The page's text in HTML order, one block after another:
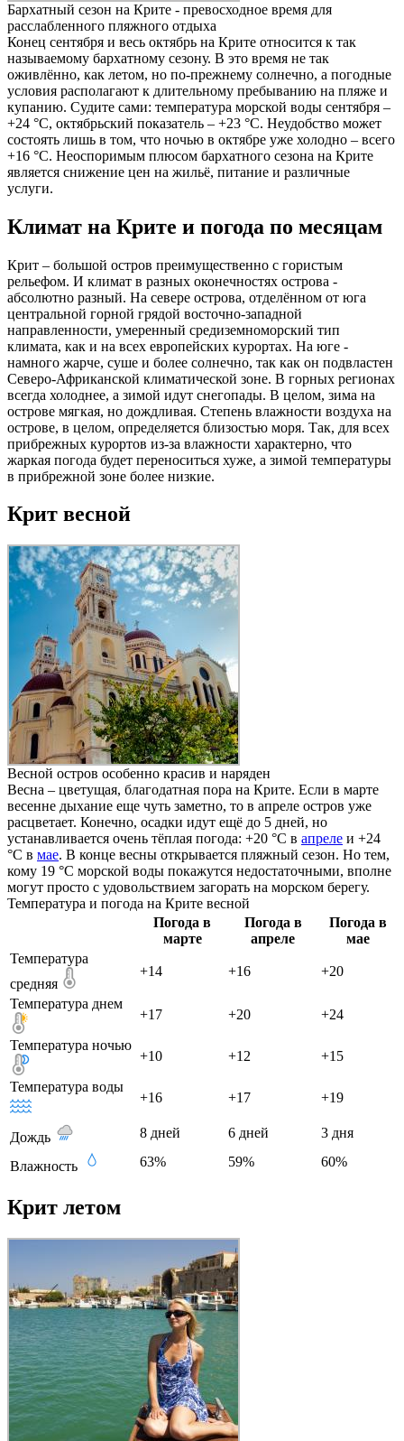
Бархатный сезон на Крите - превосходное время для
расслабленного пляжного отдыха
Конец сентября и весь октябрь на Крите относится к так
называемому бархатному сезону. В это время не так
оживлённо, как летом, но по-прежнему солнечно, а погодные
условия располагают к длительному пребыванию на пляже и
купанию. Судите сами: температура морской воды сентября –
+24 °C, октябрьский показатель – +23 °C. Неудобство может
состоять лишь в том, что ночью в октябре уже холодно – всего
+16 °C. Неоспоримым плюсом бархатного сезона на Крите
является снижение цен на жильё, питание и различные
услуги.
Климат на Крите и погода по месяцам
Крит – большой остров преимущественно с гористым
рельефом. И климат в разных оконечностях острова -
абсолютно разный. На севере острова, отделённом от юга
центральной горной грядой восточно-западной
направленности, умеренный средиземноморский тип
климата, как и на всех европейских курортах. На юге -
намного жарче, суше и более солнечно, так как он подвластен
Северо-Африканской климатической зоне. В горных регионах
всегда холоднее, а зимой идут снегопады. В целом, зима на
острове мягкая, но дождливая. Степень влажности воздуха на
острове, в целом, определяется близостью моря. Так, для всех
прибрежных курортов из-за влажности характерно, что
жаркая погода будет переноситься хуже, а зимой температуры
в прибрежной зоне более низкие.
Крит весной
Весной остров особенно красив и наряден
Весна – цветущая, благодатная пора на Крите. Если в марте
весенне дыхание еще чуть заметно, то в апреле остров уже
расцветает. Конечно, осадки идут ещё до 5 дней, но
устанавливается очень тёплая погода: +20 °C в апреле и +24
°C в мае. В конце весны открывается пляжный сезон. Но тем,
кому 19 °C морской воды покажутся недостаточными, вполне
могут просто с удовольствием загорать на морском берегу.
Температура и погода на Крите весной
Погода в
марте
Погода в
апреле
Погода в
мае
Температура
средняя
+14 +16 +20
Температура днем
+17 +20
+24
Температура ночью
+10 +12
+15
Температура воды
+16 +17 +19
Дождь 8 дней 6 дней 3 дня
Влажность 63% 59% 60%
Крит летом